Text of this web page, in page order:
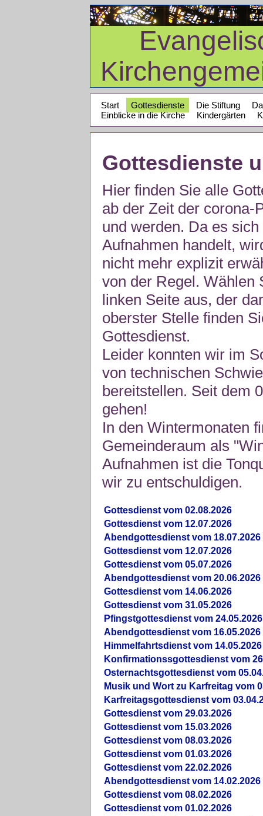
Start Gottesdienste Die Stiftung
Einblicke in die Kirche
Kindergärten
Gottesdienste
Hier finden Sie alle
ab der Zeit der corona-
und werden. Da es
Aufnahmen handelt,
nicht mehr explizit
von der Regel. Wählen
linken Seite aus, der
oberster Stelle finden
Gottesdienst.
Leider konnten wir im
von technischen
bereitstellen. Seit dem
gehen!
In den Wintermonaten
Gemeinderaum als
Aufnahmen ist die
wir zu entschuldigen.
Gottesdienst vom 02.08.2026
Gottesdienst vom 12.07.2026
Abendgottesdienst vom 18.07.2026
Gottesdienst vom 12.07.2026
Gottesdienst vom 05.07.2026
Abendgottesdienst vom 20.06.2026
Gottesdienst vom 14.06.2026
Gottesdienst vom 31.05.2026
Pfingstgottesdienst vom 24.05.2026
Abendgottesdienst vom 16.05.2026
Himmelfahrtsdienst vom 14.05.2026
Konfirmationssgottesdienst vom
Osternachtsgottesdienst vom
Musik und Wort zu Karfreitag vom
Karfreitagsgottesdienst vom
Gottesdienst vom 29.03.2026
Gottesdienst vom 15.03.2026
Gottesdienst vom 08.03.2026
Gottesdienst vom 01.03.2026
Gottesdienst vom 22.02.2026
Abendgottesdienst vom 14.02.2026
Gottesdienst vom 08.02.2026
Gottesdienst vom 01.02.2026